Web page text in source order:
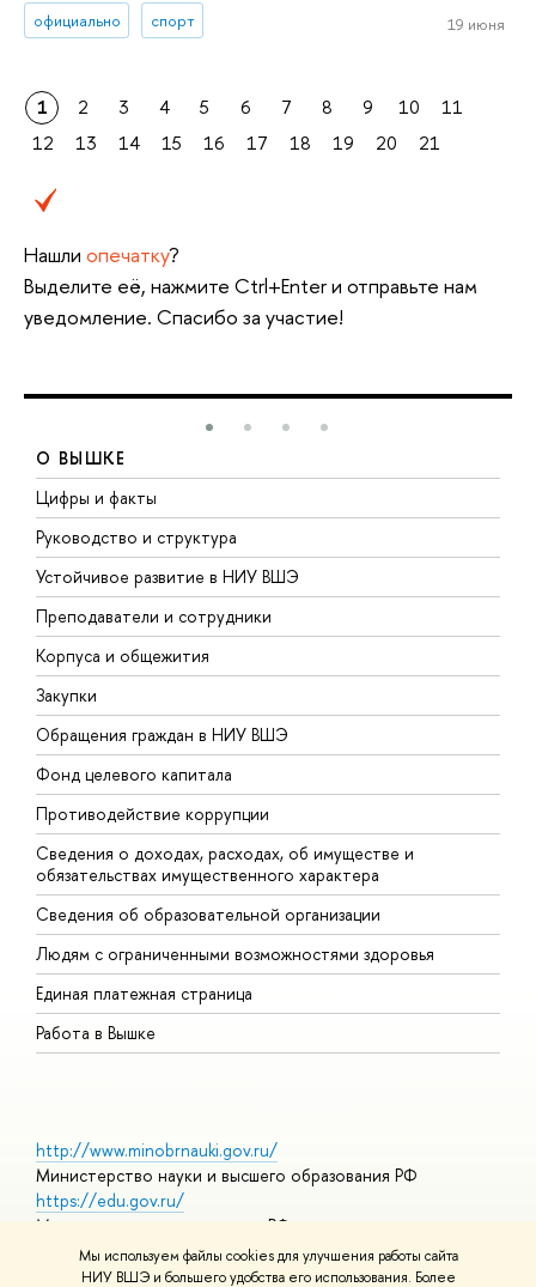
Мы используем файлы cookies для улучшения работы сайта
НИУ ВШЭ и большего удобства его использования. Более
официально спорт 19 июня
1 2 3 4 5 6 7 8 9 10
11
12
13 14 15 16 17 18 19 20 21
Нашли опечатку?
Выделите её, нажмите Ctrl+Enter и отправьте нам
уведомление. Спасибо за участие!
О ВЫШКЕ
Цифры и факты
Руководство и структура
Устойчивое развитие в НИУ ВШЭ
Преподаватели и сотрудники
Корпуса и общежития
Закупки
Обращения граждан в НИУ ВШЭ
Фонд целевого капитала
Противодействие коррупции
Сведения о доходах, расходах, об имуществе и
обязательствах имущественного характера
Сведения об образовательной организации
Людям с ограниченными возможностями здоровья
Единая платежная страница
Работа в Вышке
http://www.minobrnauki.gov.ru/
Министерство науки и высшего образования РФ
https://edu.gov.ru/
Министерство просвещения РФ
https://elearning.hse.ru/mooc
Массовые открытые онлайн-курсы